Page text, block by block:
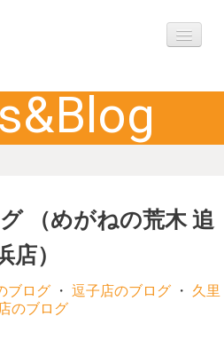
（めがねの荒木 追
店）
ブログ ・ 逗子店のブログ ・ 久里
のブログ